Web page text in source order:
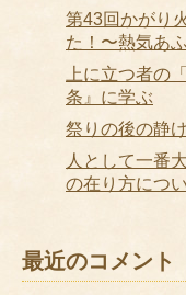
第43回かがり
た！〜熱気あ
上に立つ者の
条』に学ぶ
祭りの後の静
人として一番
の在り方につ
最近のコメント